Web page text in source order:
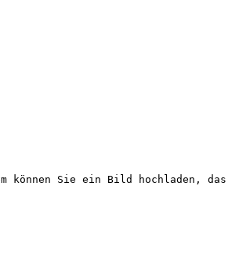
können Sie ein Bild hochladen, das